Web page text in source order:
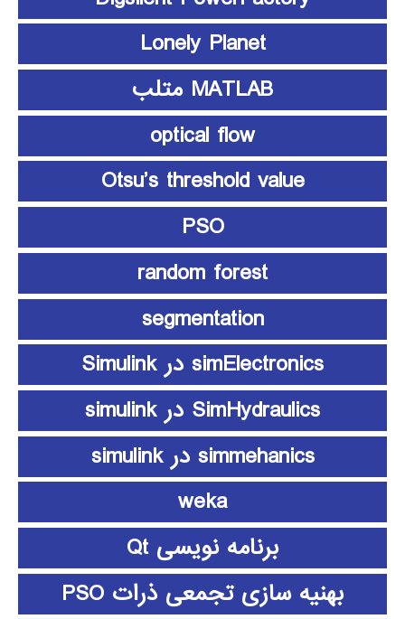
Lonely Planet
MATLAB متلب
optical flow
Otsu’s threshold value
PSO
random forest
segmentation
simElectronics در Simulink
SimHydraulics در simulink
simmehanics در simulink
weka
برنامه نویسی Qt
بهنیه سازی تجمعی ذرات PSO